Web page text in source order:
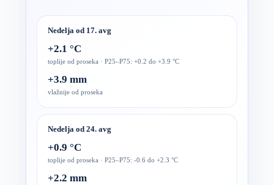
Nedelja od 17. avg
+2.1 °C
toplije od proseka · P25–P75: +0.2 do +3.9 °C
+3.9 mm
vlažnije od proseka
Nedelja od 24. avg
+0.9 °C
toplije od proseka · P25–P75: -0.6 do +2.3 °C
+2.2 mm